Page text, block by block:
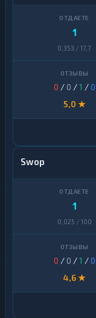
1
0,353 / 17,7
0 / 0 /1 /0
5,0 ★
Swop
1
0,025 / 100
0 / 0 /1 /0
4,6 ★